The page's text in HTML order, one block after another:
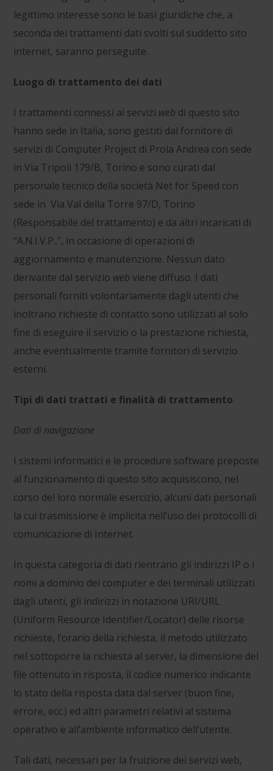
legittimo interesse sono le basi giuridiche che, a
seconda dei trattamenti dati svolti sul suddetto sito
internet, saranno perseguite.
Luogo di trattamento dei dati
I trattamenti connessi ai servizi web di questo sito
hanno sede in Italia, sono gestiti dal fornitore di
servizi di Computer Project di Prola Andrea con sede
inVia Tripoli 179/B, Torino e sono curati dal
personale tecnico della società Net for Speed con
sede in Via Val della Torre 97/D, Torino
(Responsabile del trattamento) e da altri incaricati di
“A.N.I.V.P..”, in occasione di operazioni di
aggiornamento e manutenzione. Nessun dato
derivante dal servizio webviene diffuso. I dati
personali forniti volontariamente dagli utenti che
inoltrano richieste di contatto sono utilizzati al solo
fine di eseguire il servizio o la prestazione richiesta,
anche eventualmente tramite fornitori di servizio
esterni.
Tipi di dati trattati e finalità di trattamento
Dati di navigazione
I sistemi informatici e le procedure software preposte
al funzionamento di questo sito acquisiscono, nel
corso del loro normale esercizio, alcuni dati personali
la cui trasmissione è implicita nell’uso dei protocolli di
comunicazione di Internet.
In questa categoria di dati rientrano gli indirizzi IP o i
nomi a dominio dei computer e dei terminali utilizzati
dagli utenti, gli indirizzi in notazione URI/URL
(Uniform Resource Identifier/Locator) delle risorse
richieste, l’orario della richiesta, il metodo utilizzato
nel sottoporre la richiesta al server, la dimensione del
file ottenuto in risposta, il codice numerico indicante
lo stato della risposta data dal server (buon fine,
errore, ecc.) ed altri parametri relativi al sistema
operativo e all’ambiente informatico dell’utente.
Tali dati, necessari per la fruizione dei servizi web,